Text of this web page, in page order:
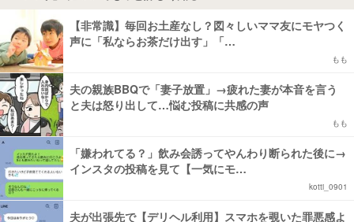
【非常識】毎回お土産なし？図々しいママ友にモヤつく
声に「私ならお茶だけ出す」「…
もも
夫の親族BBQで「妻子放置」→疲れた妻が本音を言う
と夫は怒り出して…悩む投稿に共感の声
もも
「嫌われてる？」飲み会誘ってやんわり断られた後に→
インスタの投稿を見て【一気にモ…
kotti_0901
夫が出張先で【デリヘル利用】スマホを覗いた罪悪感よ